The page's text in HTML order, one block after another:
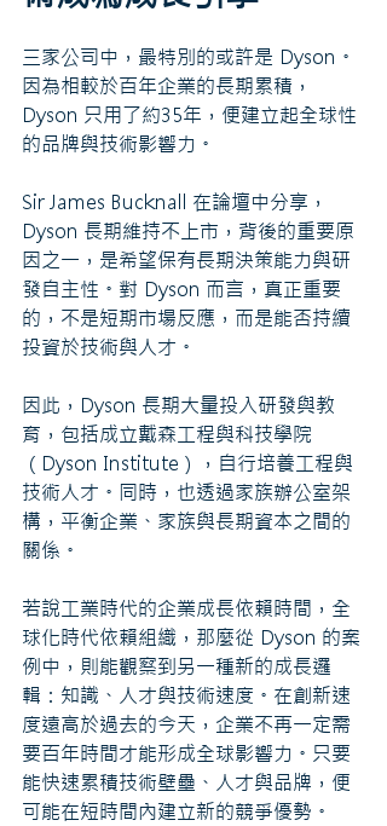
三家公司中，最特別的或許是 Dyson。
因為相較於百年企業的長期累積，
Dyson 只用了約35年，便建立起全球性
的品牌與技術影響力。
Sir James Bucknall 在論壇中分享，
Dyson 長期維持不上市，背後的重要原
因之一，是希望保有長期決策能力與研
發自主性。對 Dyson 而言，真正重要
的，不是短期市場反應，而是能否持續
投資於技術與人才。
因此，Dyson 長期大量投入研發與教
育，包括成立戴森工程與科技學院
（Dyson Institute），自行培養工程與
技術人才。同時，也透過家族辦公室架
構，平衡企業、家族與長期資本之間的
關係。
若說工業時代的企業成長依賴時間，全
球化時代依賴組織，那麼從 Dyson 的案
例中，則能觀察到另一種新的成長邏
輯：知識、人才與技術速度。在創新速
度遠高於過去的今天，企業不再一定需
要百年時間才能形成全球影響力。只要
能快速累積技術壁壘、人才與品牌，便
可能在短時間內建立新的競爭優勢。